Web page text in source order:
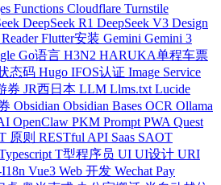
Functions Cloudflare Turnstile
DeepSeek R1 DeepSeek V3 Design
Flutter安装 Gemini Gemini 3
Go语言 H3N2 HARUKA单程车票
态码 Hugo IFOS认证 Image Service
券 JR西日本 LLM Llms.txt Lucide
Obsidian Obsidian Bases OCR Ollama
OpenClaw PKM Prompt PWA Quest
原则 RESTful API Saas SAOT
T型程序员 UI UI设计 URI
Vue3 Web 开发 Wechat Pay